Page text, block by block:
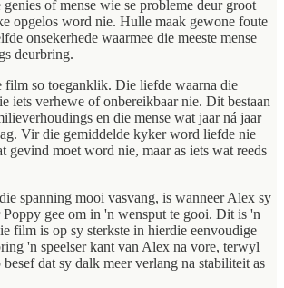
of mense wie se probleme deur groot
opgelos word nie. Hulle maak gewone foute
onsekerhede waarmee die meeste mense
deurbring.
film so toeganklik. Die liefde waarna die
iets verhewe of onbereikbaar nie. Dit bestaan
en die mense wat jaar ná jaar
Vir die gemiddelde kyker word liefde nie
gevind moet word nie, maar as iets wat reeds
spanning mooi vasvang, is wanneer Alex sy
gee om in 'n wensput te gooi. Dit is 'n
film is op sy sterkste in hierdie eenvoudige
'n speelser kant van Alex na vore, terwyl
dat sy dalk meer verlang na stabiliteit as